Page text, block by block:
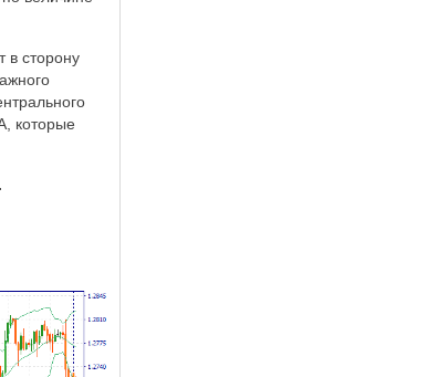
в сторону
которые